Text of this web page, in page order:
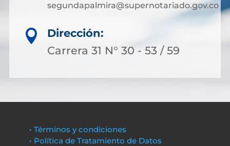
segundapalmira@supernotariado.gov.co

Dirección:
Carrera 31 N° 30 - 53 / 59
• Términos y condiciones
• Política de Tratamiento de Datos